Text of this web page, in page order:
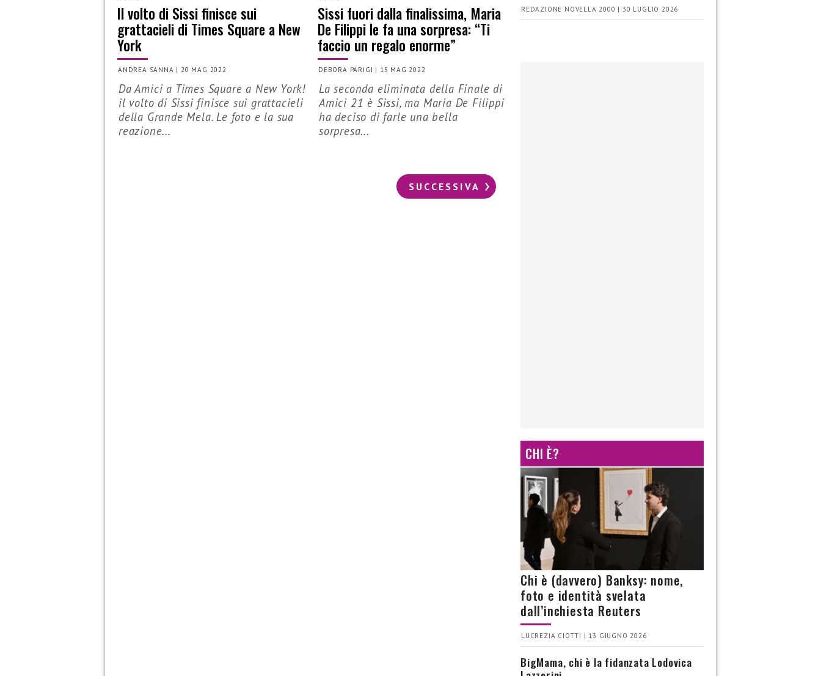
Il volto di Sissi finisce sui
grattacieli di Times Square a New
York
ANDREA SANNA |20 MAG 2022
Da Amici a Times Square a New York!
il volto di Sissi finisce sui grattacieli
della Grande Mela. Le foto e la sua
reazione...
Sissi fuori dalla finalissima, Maria
De Filippi le fa una sorpresa: “Ti
faccio un regalo enorme”
DEBORA PARIGI | 15 MAG 2022
La seconda eliminata della Finale di
Amici 21 è Sissi, ma Maria De Filippi
ha deciso di farle una bella
sorpresa...
SUCCESSIVA
REDAZIONE NOVELLA 2000 | 30 LUGLIO 2026
CHI È?
Chi è (davvero) Banksy: nome,
foto e identità svelata
dall’inchiesta Reuters
LUCREZIA CIOTTI | 13 GIUGNO 2026
BigMama, chi è la fidanzata Lodovica